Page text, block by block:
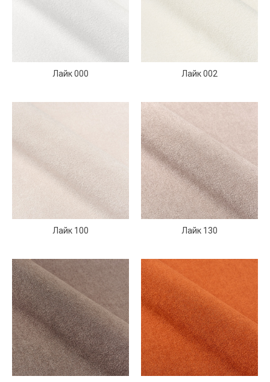
Лайк 000 Лайк 002
Лайк 100 Лайк 130